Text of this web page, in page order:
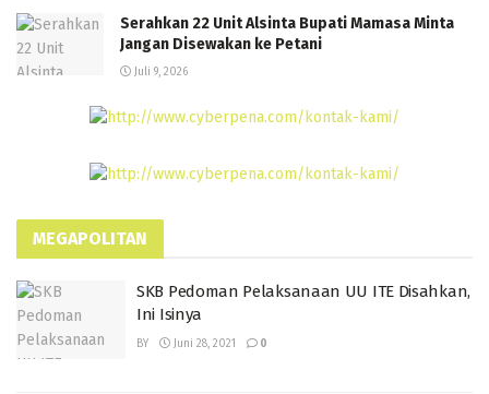
Serahkan 22 Unit Alsinta Bupati Mamasa Minta
Jangan Disewakan ke Petani
Juli 9, 2026
MEGAPOLITAN
SKB Pedoman Pelaksanaan UU ITE Disahkan,
Ini Isinya
BY Juni 28, 2021 0